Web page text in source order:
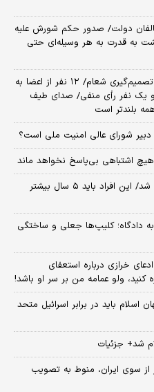
دولت/ صدور حکم شورش علیه
به قدرت به هر وسیله‌ای حتی
اظهارات جدید معاون پزشکیان درباره تصمیم‌گیری شعام/ ۱۲ نفر از اعضا به
و یک نفر رأی منفی/ صدای طیف
بلندتر است
دبیر شورای ‌عالی امنیت ملی است؟
اشتباهی بی‌پاسخ نخواهد ماند
جزئیات صدور احکام بازنشستگی اعلام شد/ این افراد باید ۵ سال بیشتر
دادگاه؛ کلیپ‌ها جعلی و ساختگی
خرازی درباره استعفای
کنید، ولو عمامه من بر سر او باشد!
اسلام باید در برابر اسرائیل متحد
شد+ جزئیات
از سوی ایران، منوط به تصویب